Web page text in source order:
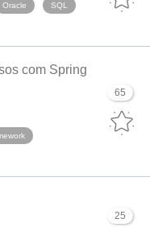
Oracle SQL
65
com Spring
25